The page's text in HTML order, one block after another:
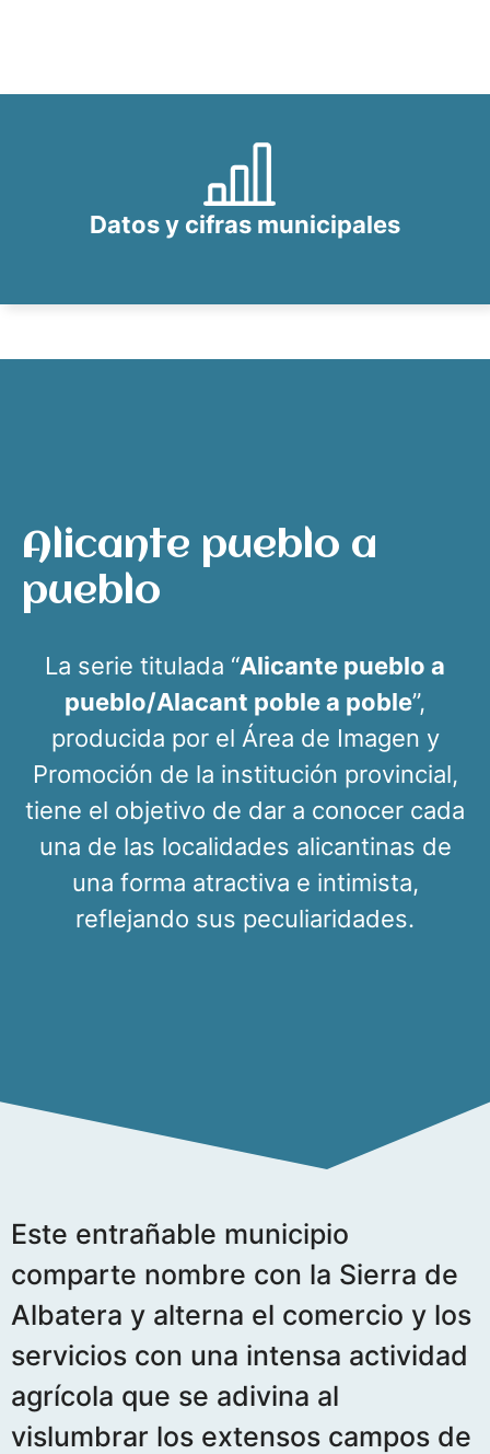
Datos y cifras municipales
Alicante pueblo a
pueblo
La serie titulada “Alicante pueblo a
pueblo/Alacant poble a poble”,
producida por el Área de Imagen y
Promoción de la institución provincial,
tiene el objetivo de dar a conocer cada
una de las localidades alicantinas de
una forma atractiva e intimista,
reflejando sus peculiaridades.
Este entrañable municipio
comparte nombre con la Sierra de
Albatera y alterna el comercio y los
servicios con una intensa actividad
agrícola que se adivina al
vislumbrar los extensos campos de